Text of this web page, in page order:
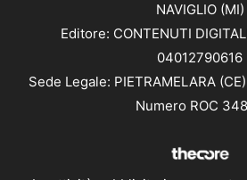
NAVIGLIO (MI)
Editore: CONTENUTI
04012790616
Sede Legale: PIETRAMELARA
Numero ROC